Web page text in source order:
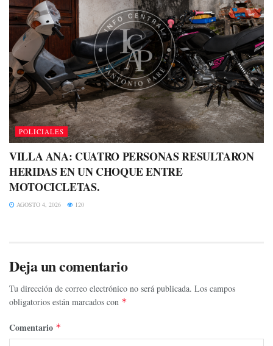
POLICIALES
VILLA ANA: CUATRO PERSONAS RESULTARON
HERIDAS EN UN CHOQUE ENTRE
MOTOCICLETAS.
AGOSTO 4, 2026 120
Deja un comentario
Tu dirección de correo electrónico no será publicada. Los campos
obligatorios están marcados con *
Comentario *